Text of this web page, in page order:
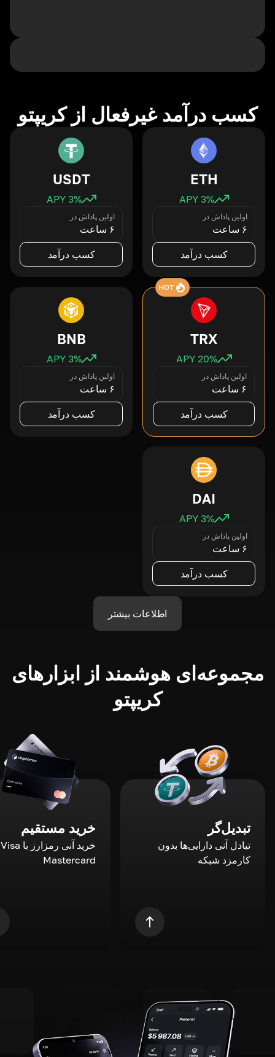
کسب درآمد غیرفعال از کریپتو
ETH
3% APY
اولین پاداش در
۶ ساعت
کسب درآمد
USDT
3% APY
اولین پاداش در
۶ ساعت
کسب درآمد
HOT
TRX
20% APY
اولین پاداش در
۶ ساعت
کسب درآمد
BNB
3% APY
اولین پاداش در
۶ ساعت
کسب درآمد
DAI
3% APY
اولین پاداش در
۶ ساعت
کسب درآمد
اطلاعات بیشتر
مجموعه‌ای هوشمند از ابزارهای
کریپتو
تبدیل‌گر
تبادل آنی دارایی‌ها بدون
کارمزد شبکه
خرید مستقیم
Mastercard